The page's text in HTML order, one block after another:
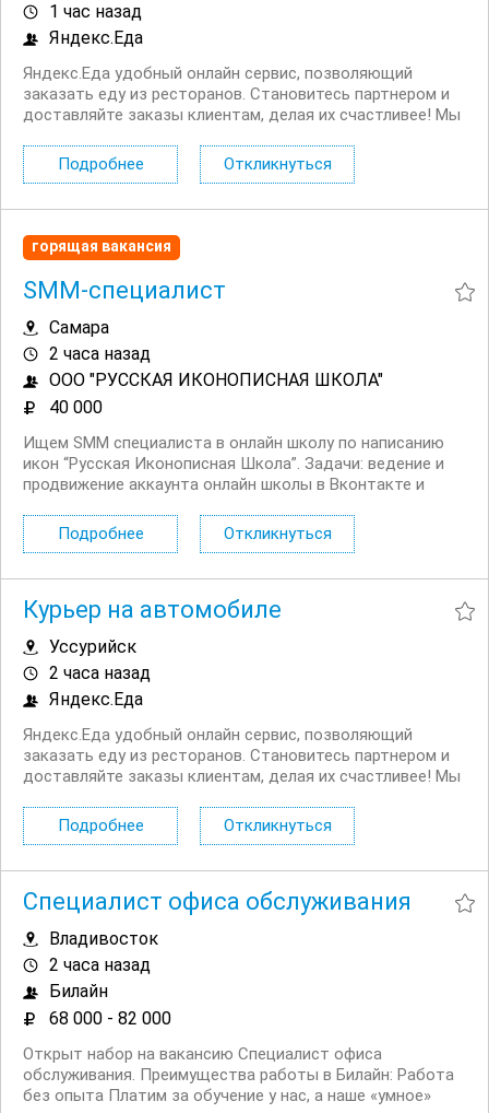
1 час назад
Яндекс.Еда
Яндекс.Еда удобный онлайн сервис, позволяющий
заказать еду из ресторанов. Становитесь партнером и
доставляйте заказы клиентам, делая их счастливее! Мы
сотрудничающей с сервисом Яндекс.Еда. Условия:
Первая выплата поступает через две недели,...
Подробнее Откликнуться
горящая вакансия
SMM-специалист
Самара
2 часа назад
ООО "РУССКАЯ ИКОНОПИСНАЯ ШКОЛА"
40 000
Ищем SMM специалиста в онлайн школу по написанию
икон “Русская Иконописная Школа”. Задачи: ведение и
продвижение аккаунта онлайн школы в Вконтакте и
составление контент плана на месяц с учетом воронки и
общей...
Подробнее Откликнуться
Курьер на автомобиле
Уссурийск
2 часа назад
Яндекс.Еда
Яндекс.Еда удобный онлайн сервис, позволяющий
заказать еду из ресторанов. Становитесь партнером и
доставляйте заказы клиентам, делая их счастливее! Мы
сотрудничающей с сервисом Яндекс.Еда. Условия:
Первая выплата поступает через две недели,...
Подробнее Откликнуться
Специалист офиса обслуживания
Владивосток
2 часа назад
Билайн
68 000 - 82 000
Открыт набор на вакансию Специалист офиса
обслуживания. Преимущества работы в Билайн: Работа
без опыта Платим за обучение у нас, а наше «умное»